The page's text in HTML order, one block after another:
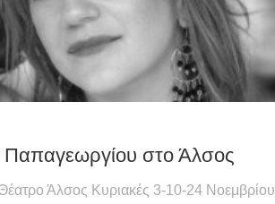
στο Άλσος
Θέατρο Άλσος Κυριακές 3-10-24 Νοεμβρίου